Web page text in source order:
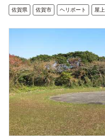
佐賀県 佐賀市 ヘリポート 屋上